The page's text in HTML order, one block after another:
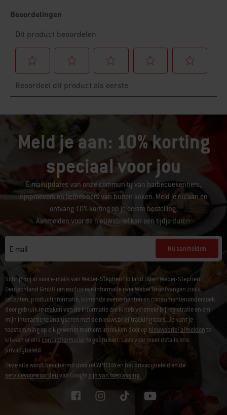
Meld je aan: 10% korting
speciaal voor jou
E-mailupdates van onze community van barbecuekenners,
fijnproevers en liefhebbers van buiten koken. Meld je nu aan en
ontvang 10% korting op je eerste bestelling.
Aanmelden voor de nieuwsbrief kan een tijdje duren.
E-mail Nu aanmelden
Schrijf mij in voor e-mails van Weber-Stephen Holland BV en Weber-Stephen
Deutschland GmbH om exclusieve informatie over Weber te ontvangen zoals
recepten, productinformatie, komende evenementen en consumentenonderzoek
door gebruik te maken van de informatie die ik heb verstrekt bij registratie en om
mijn interactie te analyseren met de nieuwsbrief tracking tools. Je kunt je
toestemming op elk gewenst moment intrekken door op nieuwsbrief afmeldente
klikken of ons contactformulierte gebruiken. Lees voor meer details ons
privacybeleid.
Deze site wordt beschermd door reCAPTCHA en het privacybeleid en de
servicevoorwaardenvan Googlezijn van toepassing.